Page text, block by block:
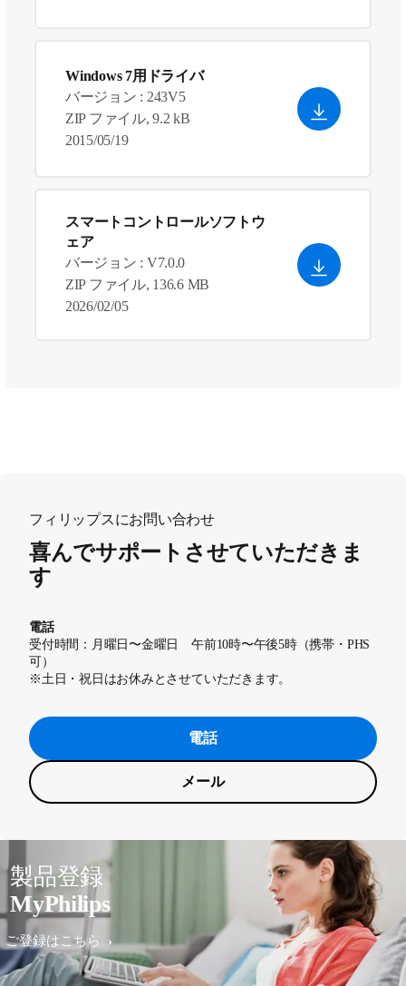
Windows 7用ドライバ
バージョン : 243V5
ZIP ファイル, 9.2 kB
2015/05/19
スマートコントロールソフトウ
ェア
バージョン : V7.0.0
ZIP ファイル, 136.6 MB
2026/02/05
フィリップスにお問い合わせ
喜んでサポートさせていただきま
す
電話
受付時間：月曜日〜金曜日 午前10時〜午後5時（携帯・PHS
可）
※土日・祝日はお休みとさせていただきます。
電話
メール
製品登録
MyPhilips
ご登録はこちら